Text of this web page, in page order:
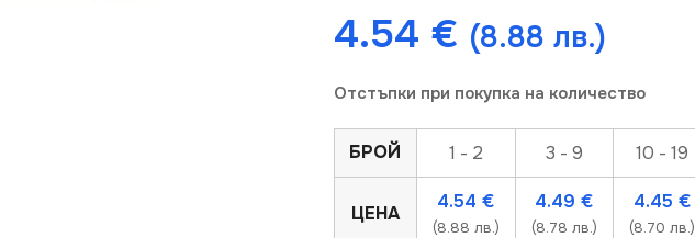
4.54 € (8.88 лв.)
Отстъпки при покупка на количество
БРОЙ 1 - 2 3 - 9 10 - 19
ЦЕНА
4.54€
(8.88 лв.)
4.49€
(8.78 лв.)
4.45€
(8.70 лв.)